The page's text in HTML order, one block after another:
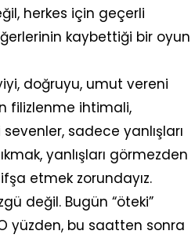
herkes için geçerli
kaybettiği bir oyun
doğruyu, umut vereni
filizlenme ihtimali,
sadece yanlışları
yanlışları görmezden
etmek zorundayız.
değil. Bugün “öteki”
yüzden, bu saatten sonra